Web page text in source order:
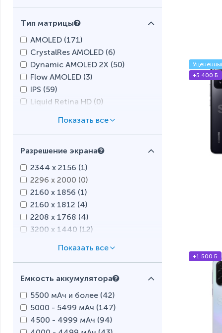
Vsmart (4)
Xiaomi (123)
ZTE (0)
Тип матрицы
AMOLED (171)
CrystalRes AMOLED (6)
Dynamic AMOLED 2X (50)
Flow AMOLED (3)
IPS (59)
Liquid Retina HD (0)
Optic AMOLED (2)
PLS (12
)
POLED (15)
Retina (0)
Retina HD (0)
Super AMOLED (
Super AMOLED Plus (
Super Retina XDR (0)
TFT (7)
TN (0
Разрешение экрана
2344 x 2156 (1)
2296 x 2000 (0)
2160 x 1856 (1)
2160 x 1812 (4)
2208 x 1768 (4)
3200 x 1440 (12)
2868 x 1320 (0)
2796 x 1290 (
2778 x 1284 (
)
2700 x 1224 (
2670 x 1200 (
Емкость аккумулятора
5500 мАч и более (42)
5000 - 5499 мАч (147)
4500 - 4999 мАч (94)
+5 400 Б
+1 500 Б